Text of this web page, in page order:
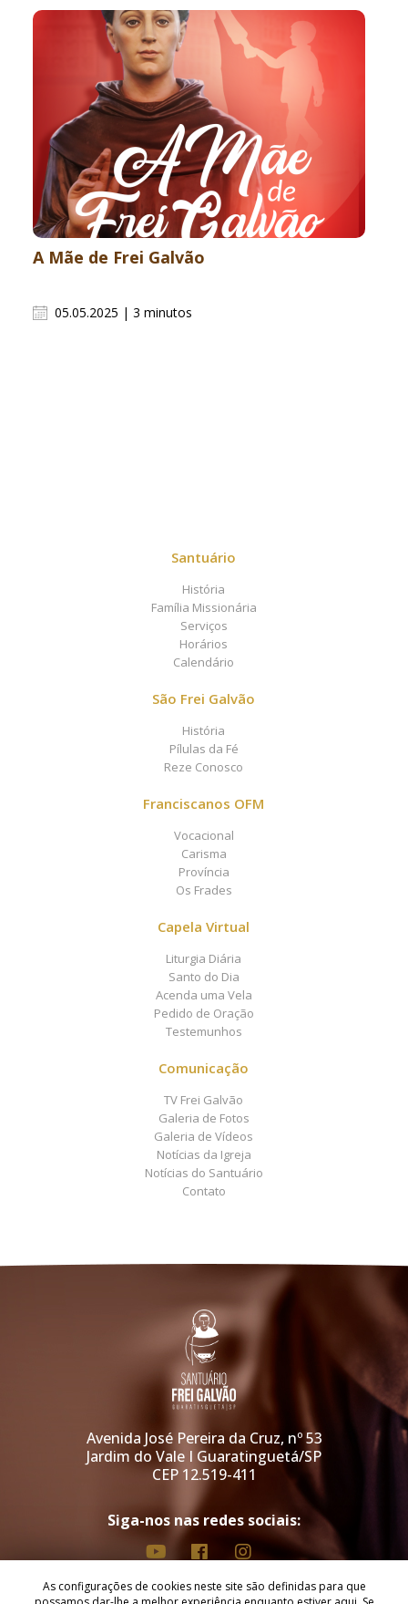
As configurações de cookies neste site são definidas para que
A Mãe de Frei Galvão
05.05.2025 | 3 minutos
Santuário
História
Família Missionária
Serviços
Horários
Calendário
São Frei Galvão
História
Pílulas da Fé
Reze Conosco
Franciscanos OFM
Vocacional
Carisma
Província
Os Frades
Capela Virtual
Liturgia Diária
Santo do Dia
Acenda uma Vela
Pedido de Oração
Testemunhos
Comunicação
TV Frei Galvão
Galeria de Fotos
Galeria de Vídeos
Notícias da Igreja
Notícias do Santuário
Contato
Avenida José Pereira da Cruz, nº 53
Jardim do Vale I Guaratinguetá/SP
CEP 12.519-411
Siga-nos nas redes sociais:
Copyright © 2026 - Santuário Arquidiocesano de Santo Antônio de Sant'